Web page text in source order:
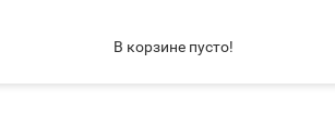
В корзине пусто!